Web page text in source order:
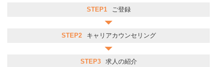
STEP1 ご登録
STEP2 キャリアカウンセリング
STEP3 求人の紹介